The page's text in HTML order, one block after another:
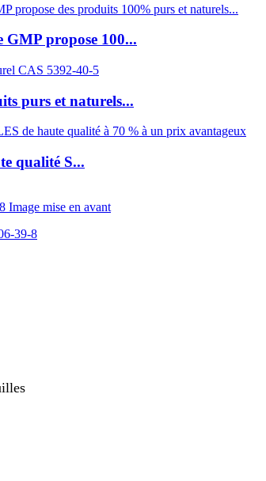
GMP propose 100...
purs et naturels...
qualité S...